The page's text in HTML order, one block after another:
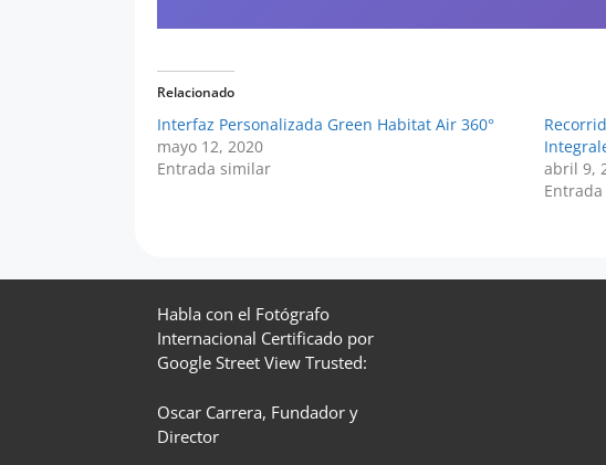
Relacionado
Interfaz Personalizada Green Habitat Air 360°
mayo 12, 2020
Entrada similar
abril 9,
Habla con el Fotógrafo
Internacional Certificado por
Google Street View Trusted:
Oscar Carrera, Fundador y
Director